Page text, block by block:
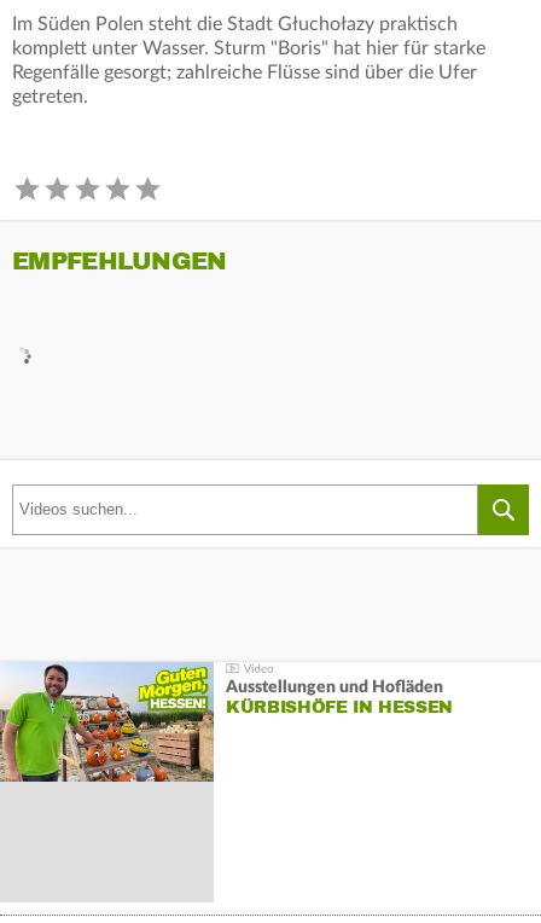
Im Süden Polen steht die Stadt Głuchołazy praktisch
komplett unter Wasser. Sturm "Boris" hat hier für starke
Regenfälle gesorgt; zahlreiche Flüsse sind über die Ufer
getreten.
EMPFEHLUNGEN
Ausstellungen und Hofläden
KÜRBISHÖFE IN HESSEN